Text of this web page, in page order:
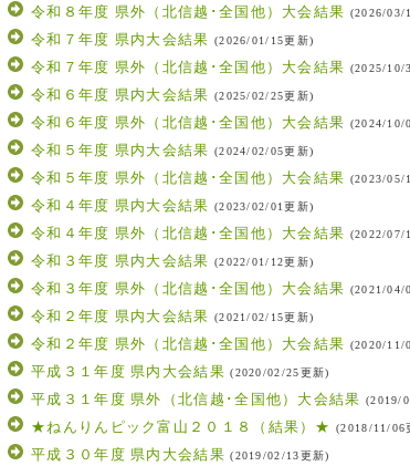
令和８年度 県外（北信越･全国他）大会結果 (2026/03/
令和７年度 県内大会結果 (2026/01/15更新)
令和７年度 県外（北信越･全国他）大会結果 (2025/10/
令和６年度 県内大会結果 (2025/02/25更新)
令和６年度 県外（北信越･全国他）大会結果 (2024/10/
令和５年度 県内大会結果 (2024/02/05更新)
令和５年度 県外（北信越･全国他）大会結果 (2023/05/
令和４年度 県内大会結果 (2023/02/01更新)
令和４年度 県外（北信越･全国他）大会結果 (2022/07/
令和３年度 県内大会結果 (2022/01/12更新)
令和３年度 県外（北信越･全国他）大会結果 (2021/04/
令和２年度 県内大会結果 (2021/02/15更新)
令和２年度 県外（北信越･全国他）大会結果 (2020/11/
平成３１年度 県内大会結果 (2020/02/25更新)
平成３１年度 県外（北信越･全国他）大会結果 (2019/
★ねんりんピック富山２０１８（結果）★ (2018/11/06
平成３０年度 県内大会結果 (2019/02/13更新)